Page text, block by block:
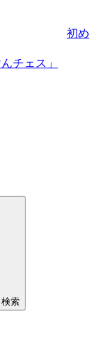
初め
チェス」
検索